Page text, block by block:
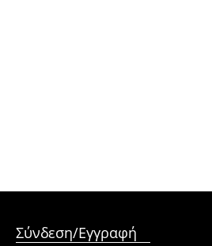
Σύνδεση/Εγγραφή